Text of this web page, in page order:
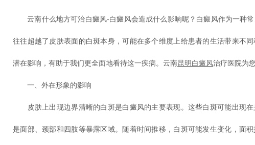
云南什么地方可治白癜风-白癜风会造成什么影响呢？白癜风作为一种常
往往超越了皮肤表面的白斑本身，可能在多个维度上给患者的生活带来不
潜在影响，有助于我们更全面地看待这一疾病。云南昆明白癜风治疗医院为您
一、外在形象的影响
皮肤上出现边界清晰的白斑是白癜风的主要表现。这些白斑可能出现在
是面部、颈部和四肢等暴露区域。随着时间推移，白斑可能发生变化，面